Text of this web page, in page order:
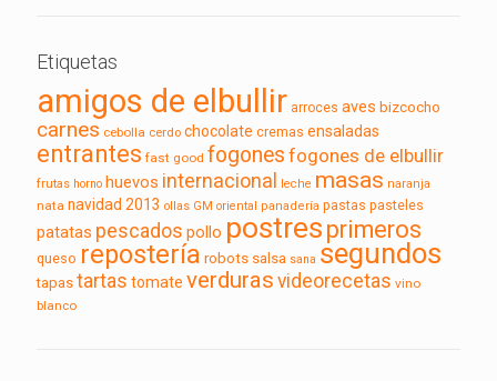
Etiquetas
amigos de elbullir arroces aves bizcocho
carnes cebolla cerdo chocolate cremas ensaladas
entrantes fast good fogones fogones de elbullir
frutas horno huevos internacional leche masas naranja
nata navidad 2013 ollas GM oriental panadería pastas pasteles
patatas pescados pollo postres primeros
queso repostería robots salsa sana segundos
tapas tartas tomate verduras videorecetas vino
blanco